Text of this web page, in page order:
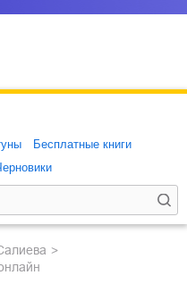
Бесплатные книги